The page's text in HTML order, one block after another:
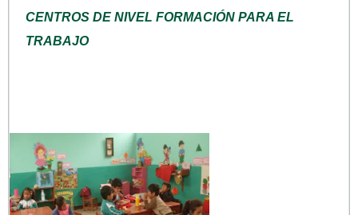
CENTROS DE NIVEL FORMACIÓN PARA EL
TRABAJO